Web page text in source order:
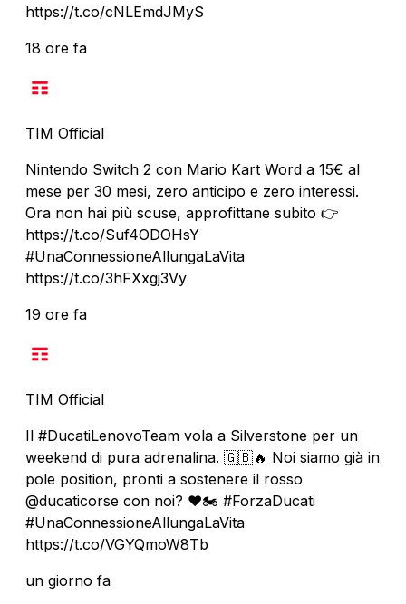
https://t.co/cNLEmdJMyS
18 ore fa
TIM Official
Nintendo Switch 2 con Mario Kart Word a 15€ al
mese per 30 mesi, zero anticipo e zero interessi.
Ora non hai più scuse, approfittane subito 👉
https://t.co/Suf4ODOHsY
#UnaConnessioneAllungaLaVita
https://t.co/3hFXxgj3Vy
19 ore fa
TIM Official
Il #DucatiLenovoTeam vola a Silverstone per un
weekend di pura adrenalina. 🇬🇧🔥 Noi siamo già in
pole position, pronti a sostenere il rosso
@ducaticorse con noi? ❤️🏍️ #ForzaDucati
#UnaConnessioneAllungaLaVita
https://t.co/VGYQmoW8Tb
un giorno fa